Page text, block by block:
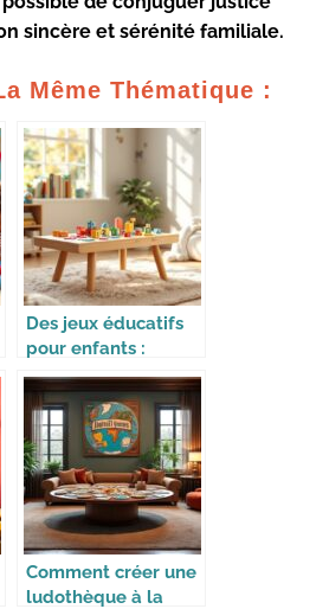
sincère et sérénité familiale.
Même Thématique :
Des jeux éducatifs
pour enfants :
apprendre en
s’amusant
Comment créer une
ludothèque à la